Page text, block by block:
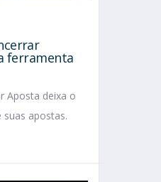
ferramenta
Aposta deixa o
apostas.